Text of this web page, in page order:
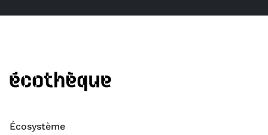
Écosystème